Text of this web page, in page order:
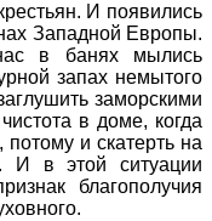
И появились
Западной Европы.
в банях мылись
запах немытого
заморскими
в доме, когда
и скатерть на
И в этой ситуации
благополучия